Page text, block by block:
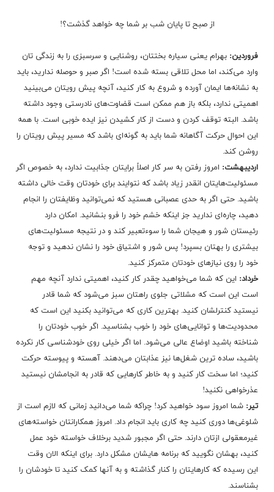
از صبح تا پایان شب بر شما چه خواهد گذشت؟!
فروردین: بهرام یعنی سیاره بختتان، روشنایی و سرسبزی را به زندگی تان
وارد می‌کند، اما محل تلاقی بسته شده است! اگر صبر و حوصله ندارید، باید
به نشانه‌ها ایمان آورده و شروع به کار کنید، آنچه پیش رویتان می‌بینید
اهمیتی ندارد، بلکه باز هم ممکن است قضاوت‌های نادرستی وجود داشته
باشد. البته توقف کردن و دست از کار کشیدن نیز ایده خوبی است. با همه
این احوال حرکت آگاهانه شما باید به گونه‌ای باشد که مسیر پیش رویتان را
روشن کند.
اردیبهشت: امروز رفتن به سر کار اصلاً برایتان جذابیت ندارد، به خصوص اگر
مسئولیت‌هایتان انقدر زیاد باشد که نتوایند برای خودتان وقت خالی داشته
باشید. حتی اگر به حدی عصبانی هستید که نمی‌توانید وظایفتان را انجام
دهید، چاره‌ای ندارید جز اینکه خشم خود را فرو بنشانید. امکان دارد
رئیستان شور و هیجان شما را سوءتعبیر کند و در نتیجه مسئولیت‌های
بیشتری را بهتان بسپرد! پس شور و اشتیاق خود را نشان ندهید و توجه
خود را روی نیازهای خودتان متمرکز کنید.
خرداد: این که شما می‌خواهید چقدر کار کنید، اهمیتی ندارد آنچه مهم
است این است که مشلاتی جلوی راهتان سبز می‌شود که شما قادر
نیستید کنترلشان کنید. بهترین کاری که می‌توانید بکنید این است که
محدودیت‌ها و توانایی‌های خود را خوب بشناسید. اگر خوب خودتان را
شناخته باشید اوضاع عالی می‌شود. اما اگر خیلی روی خودشناسی کار نکرده
باشید، ساده ترین شغل‌ها نیز عذابتان می‌دهند. آهسته و پیوسته حرکت
کنید؛ اما سخت کار کنید و به خاطر کارهایی که قادر به انجامشان نیستید
عذرخواهی نکنید!
تیر: شما امروز سود خواهید کرد! چراکه شما می‌دانید زمانی که لازم است از
شلوغی‌ها دوری کنید چه کاری باید انجام داد. امروز همکارانتان خواسته‌های
غیرمعقولی ازتان دارند. حتی اگر مجبور شدید برخلاف خواسته خود عمل
کنید، بهشان نگویید که برنامه هایشان مشکل دارد. برای اینکه الان وقت
این رسیده که کارهایتان را کنار گذاشته و به آنها کمک کنید تا خودشان را
بشناسند.